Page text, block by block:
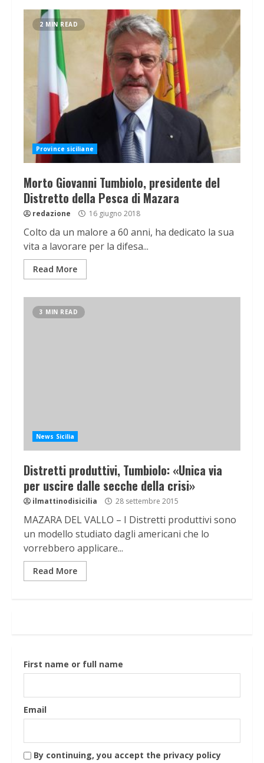
2 MIN READ
Province siciliane
Morto Giovanni Tumbiolo, presidente del
Distretto della Pesca di Mazara
redazione 16 giugno 2018
Colto da un malore a 60 anni, ha dedicato la sua
vita a lavorare per la difesa...
Read More
3 MIN READ
News Sicilia
Distretti produttivi, Tumbiolo: «Unica via
per uscire dalle secche della crisi»
ilmattinodisicilia 28 settembre 2015
MAZARA DEL VALLO – I Distretti produttivi sono
un modello studiato dagli americani che lo
vorrebbero applicare...
Read More
First name or full name
Email
By continuing, you accept the privacy policy